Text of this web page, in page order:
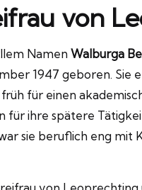
von
Namen Walburga
1947 geboren. Sie
für einen
für ihre spätere
sie beruflich eng mit